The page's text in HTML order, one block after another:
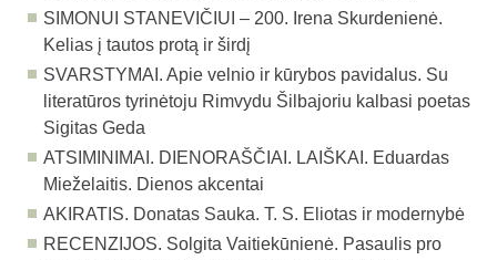
SIMONUI STANEVIČIUI – 200. Irena Skurdenienė.
Kelias į tautos protą ir širdį
SVARSTYMAI. Apie velnio ir kūrybos pavidalus. Su
literatūros tyrinėtoju Rimvydu Šilbajoriu kalbasi poetas
Sigitas Geda
ATSIMINIMAI. DIENORAŠČIAI. LAIŠKAI. Eduardas
Mieželaitis. Dienos akcentai
AKIRATIS. Donatas Sauka. T. S. Eliotas ir modernybė
RECENZIJOS. Solgita Vaitiekūnienė. Pasaulis pro